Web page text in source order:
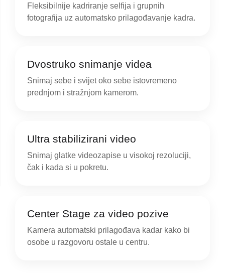
Fleksibilnije kadriranje selfija i grupnih
fotografija uz automatsko prilagođavanje kadra.
Dvostruko snimanje videa
Snimaj sebe i svijet oko sebe istovremeno
prednjom i stražnjom kamerom.
Ultra stabilizirani video
Snimaj glatke videozapise u visokoj rezoluciji,
čak i kada si u pokretu.
Center Stage za video pozive
Kamera automatski prilagođava kadar kako bi
osobe u razgovoru ostale u centru.